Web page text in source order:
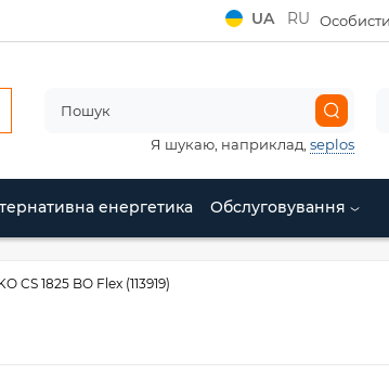
UA RU
Я шукаю, наприклад, seplos
енергетика Обслуговування
1825 BO Flex (113919)